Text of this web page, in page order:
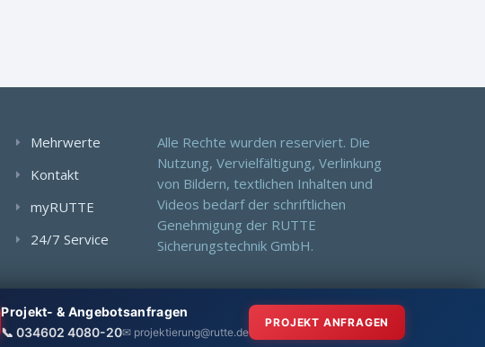
Mehrwerte
Kontakt
myRUTTE
24/7 Service
Alle Rechte wurden reserviert. Die
Nutzung, Vervielfältigung, Verlinkung
von Bildern, textlichen Inhalten und
Videos bedarf der schriftlichen
Genehmigung der RUTTE
Sicherungstechnik GmbH.
Projekt- & Angebotsanfragen
📞 034602 4080-20✉ projektierung@rutte.de
PROJEKT ANFRAGEN